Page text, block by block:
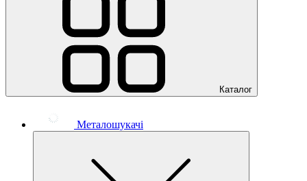
Каталог
Металошукачі